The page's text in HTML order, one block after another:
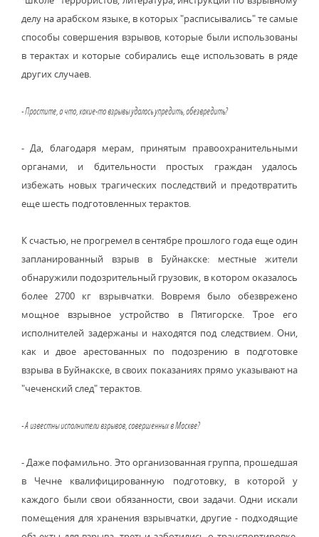
делу на арабском языке, в которых "расписывались" те самые
способы совершения взрывов, которые были использованы
в терактах и которые собирались еще использовать в ряде
других случаев.
- Простите, а что, какие-то взрывы удалось упредить, обезвредить?
- Да, благодаря мерам, принятым правоохранительными
органами, и бдительности простых граждан удалось
избежать новых трагических последствий и предотвратить
еще шесть подготовленных терактов.
К счастью, не прогремел в сентябре прошлого года еще один
запланированный взрыв в Буйнакске: местные жители
обнаружили подозрительный грузовик, в котором оказалось
более 2700 кг взрывчатки. Вовремя было обезврежено
мощное взрывное устройство в Пятигорске. Трое его
исполнителей задержаны и находятся под следствием. Они,
как и двое арестованных по подозрению в подготовке
взрыва в Буйнакске, в своих показаниях прямо указывают на
"чеченский след" терактов.
- А известны исполнители взрывов, совершенных в Москве?
- Даже пофамильно. Это организованная группа, прошедшая
в Чечне квалифицированную подготовку, в которой у
каждого были свои обязанности, свои задачи. Одни искали
помещения для хранения взрывчатки, другие - подходящие